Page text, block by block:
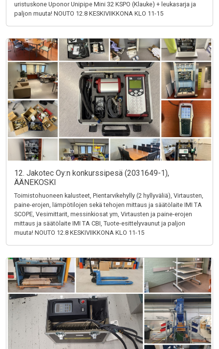
uristuskone Uponor Unipipe Mini 32 KSPO (Klauke) + leukasarja ja
paljon muuta! NOUTO 12.8 KESKIVIIKKONA KLO 11-15
12. Jakotec Oy:n konkurssipesä (2031649-1),
ÄÄNEKOSKI
Toimistohuoneen kalusteet, Pientarvikehylly (2 hyllyväliä), Virtausten,
paine-erojen, lämpötilojen sekä tehojen mittaus ja säätölaite IMI TA
SCOPE, Vesimittarit, messinkiosat ym, Virtausten ja paine-erojen
mittaus ja säätölaite IMI TA CBI, Tuote-esittelyvaunut ja paljon
muuta! NOUTO 12.8 KESKIVIIKKONA KLO 11-15